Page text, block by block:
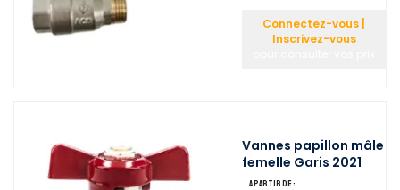
Connectez-vous |
Inscrivez-vous
Vannes papillon mâle
femelle Garis 2021
A partir de :